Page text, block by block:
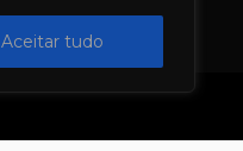
Aceitar tudo